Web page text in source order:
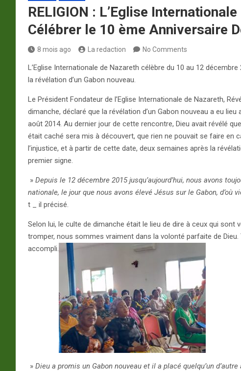
RELIGION : L’Eglise
Célébrer le 10 ème Anniversaire
8 mois ago La redaction No Comments
L’Eglise Internationale de Nazareth célèbre du 10 au 12
la révélation d’un Gabon nouveau.
Le Président Fondateur de l’Eglise Internationale de Nazareth,
dimanche, déclaré que la révélation d’un Gabon nouveau a eu
août 2014. Au dernier jour de cette rencontre, Dieu avait révélé
était caché sera mis à découvert, que rien ne pouvait se faire en
l’injustice, et à partir de cette date, deux semaines après la
premier signe.
» Depuis le 12 décembre 2015 jusqu’aujourd’hui, nous avons
nationale, le jour que nous avons élevé Jésus sur le Gabon, d’où
t _ il précisé.
Selon lui, le culte de dimanche était le lieu de dire à ceux qui sont
tromper, nous sommes vraiment dans la volonté parfaite de
accompli.
» Dieu a promis un Gabon nouveau et il a placé quelqu’un